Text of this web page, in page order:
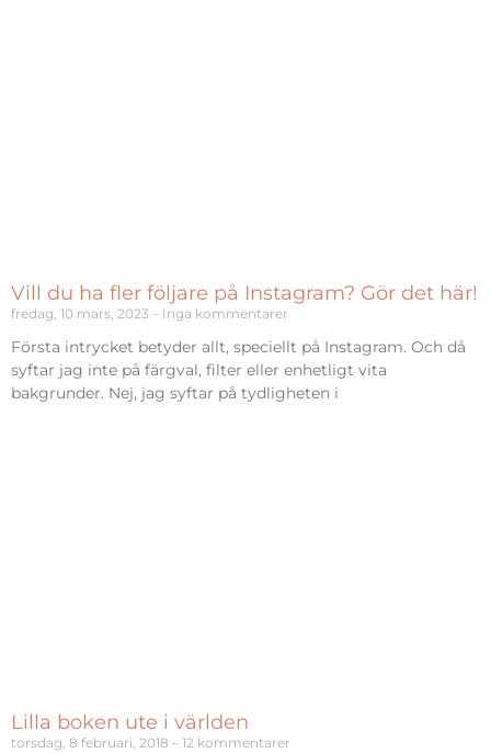
Vill du ha fler följare på Instagram? Gör det här!
fredag, 10 mars, 2023 Inga kommentarer
Första intrycket betyder allt, speciellt på Instagram. Och då
syftar jag inte på färgval, filter eller enhetligt vita
bakgrunder. Nej, jag syftar på tydligheten i
Lilla boken ute i världen
torsdag, 8 februari, 2018 12 kommentarer